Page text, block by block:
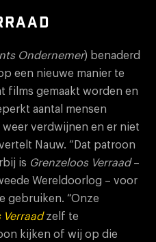
Ondernemer) benaderd
een nieuwe manier te
films gemaakt worden en
aantal mensen
verdwijnen en er niet
Nauw. “Dat patroon
is Grenzeloos Verraad–
Wereldoorlog – voor
gebruiken. “Onze
Verraadzelf te
kijken of wij op die